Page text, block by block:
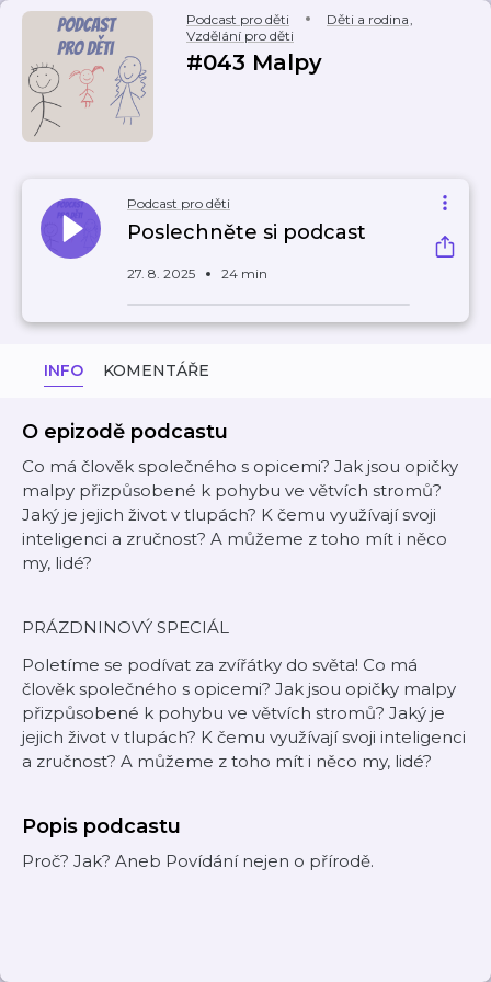
Podcast pro děti Děti a rodina,
Vzdělání pro děti
#043 Malpy
Podcast pro děti
Poslechněte si podcast
27. 8. 2025 24 min
INFO KOMENTÁŘE
O epizodě podcastu
Co má člověk společného s opicemi? Jak jsou opičky
malpy přizpůsobené k pohybu ve větvích stromů?
Jaký je jejich život v tlupách? K čemu využívají svoji
inteligenci a zručnost? A můžeme z toho mít i něco
my, lidé?
PRÁZDNINOVÝ SPECIÁL
Poletíme se podívat za zvířátky do světa! Co má
člověk společného s opicemi? Jak jsou opičky malpy
přizpůsobené k pohybu ve větvích stromů? Jaký je
jejich život v tlupách? K čemu využívají svoji inteligenci
a zručnost? A můžeme z toho mít i něco my, lidé?
Popis podcastu
Proč? Jak? Aneb Povídání nejen o přírodě.